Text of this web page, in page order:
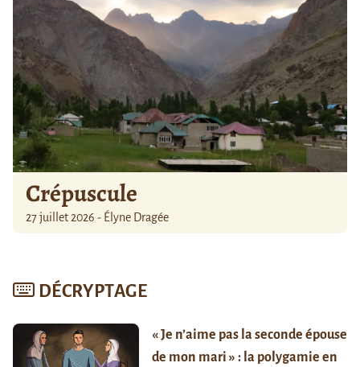
Crépuscule
27 juillet 2026 - Élyne Dragée
DÉCRYPTAGE
« Je n’aime pas la seconde épouse
de mon mari » : la polygamie en